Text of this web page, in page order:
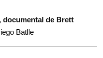
documental de Brett
Batlle